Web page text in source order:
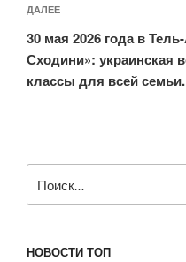
Следующая
запись
ДАЛЕЕ
30 мая 2026 года в
Сходини»: украинская
классы для всей семьи.
НОВОСТИ ТОП